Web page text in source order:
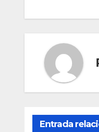
Entrada